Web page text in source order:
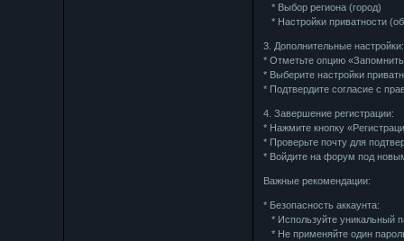
* Выбор региона (город)
* Настройки приватности
3. Дополнительные настройки:
* Отметьте опцию
* Выберите настройки
* Подтвердите согласие с
4. Завершение регистрации:
* Нажмите кнопку
* Проверьте почту для
* Войдите на форум под
Важные рекомендации:
* Безопасность аккаунта:
* Используйте уникальный
* Не применяйте один